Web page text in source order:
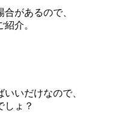
があるので、
介。
いだけなので、
しょ？